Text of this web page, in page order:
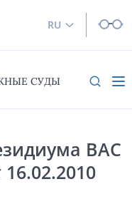
RU
СУДЫ
ВАС